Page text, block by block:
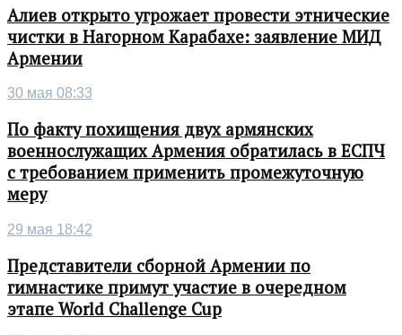
Алиев открыто угрожает провести этнические
чистки в Нагорном Карабахе: заявление МИД
Армении
30 мая 08:33
По факту похищения двух армянских
военнослужащих Армения обратилась в ЕСПЧ
с требованием применить промежуточную
меру
29 мая 18:42
Представители сборной Армении по
гимнастике примут участие в очередном
этапе World Challenge Cup